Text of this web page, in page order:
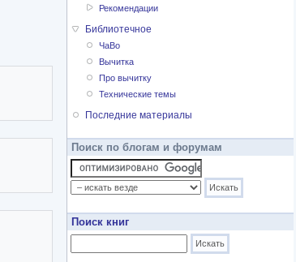
Рекомендации
Библиотечное
ЧаВо
Вычитка
Про вычитку
Технические темы
Последние материалы
Поиск по блогам и форумам
Поиск книг